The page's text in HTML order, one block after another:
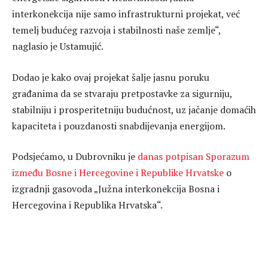
interkonekcija nije samo infrastrukturni projekat, već
temelj budućeg razvoja i stabilnosti naše zemlje“,
naglasio je Ustamujić.
Dodao je kako ovaj projekat šalje jasnu poruku
građanima da se stvaraju pretpostavke za sigurniju,
stabilniju i prosperitetniju budućnost, uz jačanje domaćih
kapaciteta i pouzdanosti snabdijevanja energijom.
Podsjećamo, u Dubrovniku je danas potpisan Sporazum
između Bosne i Hercegovine i Republike Hrvatske o
izgradnji gasovoda „Južna interkonekcija Bosna i
Hercegovina i Republika Hrvatska“.